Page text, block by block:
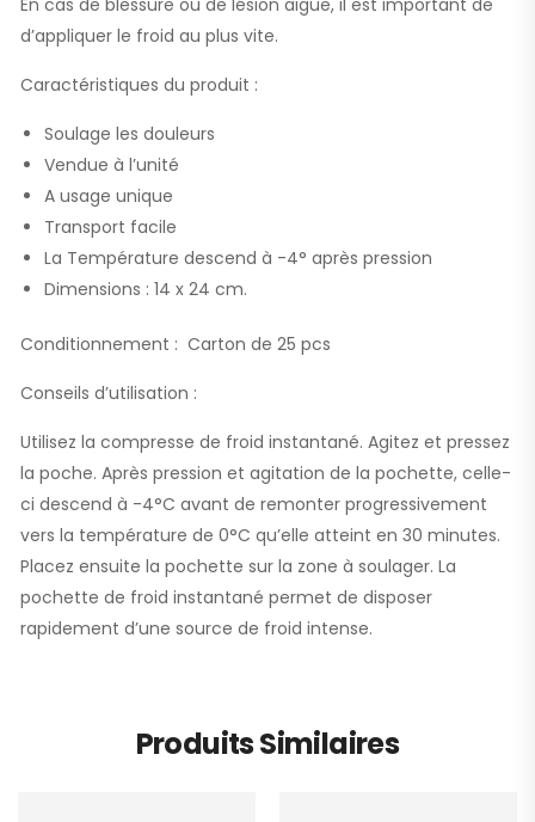
En cas de blessure ou de lésion aiguë, il est important de
d’appliquer le froid au plus vite.
Caractéristiques du produit :
Soulage les douleurs
Vendue à l’unité
A usage unique
Transport facile
La Température descend à -4° après pression
Dimensions : 14 x 24 cm.
Conditionnement : Carton de 25 pcs
Conseils d’utilisation :
Utilisez la compresse de froid instantané. Agitez et pressez
la poche. Après pression et agitation de la pochette, celle-
ci descend à -4°C avant de remonter progressivement
vers la température de 0°C qu’elle atteint en 30 minutes.
Placez ensuite la pochette sur la zone à soulager. La
pochette de froid instantané permet de disposer
rapidement d’une source de froid intense.
Produits Similaires